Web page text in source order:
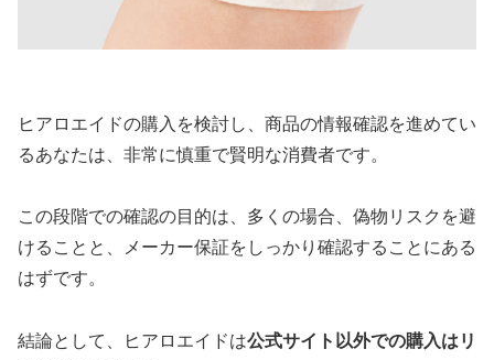
ヒアロエイドの購入を検討し、商品の情報確認を進めてい
るあなたは、非常に慎重で賢明な消費者です。
この段階での確認の目的は、多くの場合、偽物リスクを避
けることと、メーカー保証をしっかり確認することにある
はずです。
結論として、ヒアロエイドは公式サイト以外での購入はリ